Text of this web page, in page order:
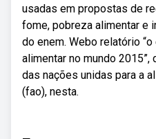
usadas em propostas de
fome, pobreza alimentar e
do enem. Webo relatório
alimentar no mundo
das nações unidas para a
(fao), nesta.